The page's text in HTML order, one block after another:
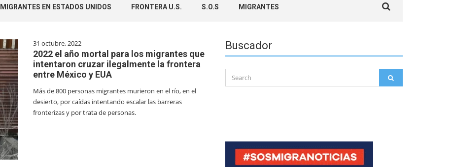
MIGRANTES EN ESTADOS UNIDOS FRONTERA U.S. S.O.S MIGRANTES
for:
31 octubre, 2022
2022 el año mortal para los migrantes que
intentaron cruzar ilegalmente la frontera
entre México y EUA
Más de 800 personas migrantes murieron en el río, en el
desierto, por caídas intentando escalar las barreras
fronterizas y por trata de personas.
Buscador
for: